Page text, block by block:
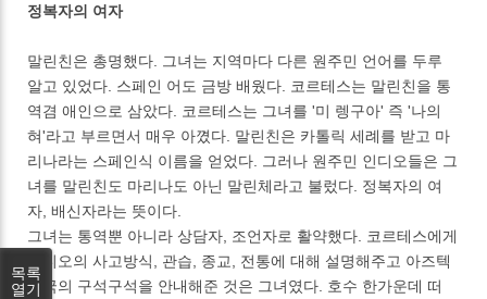
정복자의 여자
말린친은 총명했다. 그녀는 지역마다 다른 원주민 언어를 두루
알고 있었다. 스페인 어도 금방 배웠다. 코르테스는 말린친을 통
역겸 애인으로 삼았다. 코르테스는 그녀를 '미 렝구아' 즉 '나의
혀'라고 부르면서 매우 아꼈다. 말린친은 카톨릭 세례를 받고 마
리나라는 스페인식 이름을 얻었다. 그러나 원주민 인디오들은 그
녀를 말린친도 마리나도 아닌 말린체라고 불렀다. 정복자의 여
자, 배신자라는 뜻이다.
그녀는 통역뿐 아니라 상담자, 조언자로 활약했다. 코르테스에게
인디오의 사고방식, 관습, 종교, 전통에 대해 설명해주고 아즈텍
제국의 구석구석을 안내해준 것은 그녀였다. 호수 한가운데 떠
목록
열기